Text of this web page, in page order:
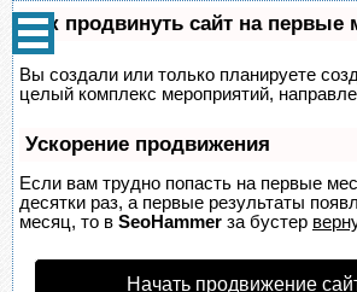
Как продвинуть сайт на первые
Вы создали или только планируете
целый комплекс мероприятий,
Ускорение продвижения
Если вам трудно попасть на первые
десятки раз, а первые результаты
месяц, то в SeoHammer за бустер
Начать продвижение